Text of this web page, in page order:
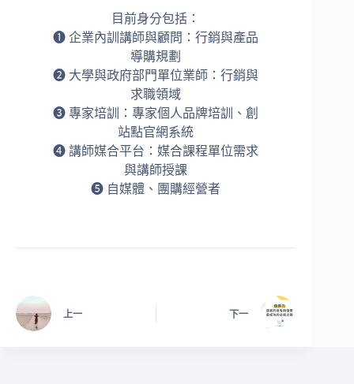
目前身分包括：
➊ 企業內訓講師與顧問：行銷與產品
導購規劃
➋ 大學與政府部門單位業師：行銷與
求職領域
➌ 專家培訓：專家個人品牌培訓、創
站點官網系統
➍ 講師媒合平台：媒合課程單位需求
與講師授課
➎ 自媒體、團購經營者
上一 下一